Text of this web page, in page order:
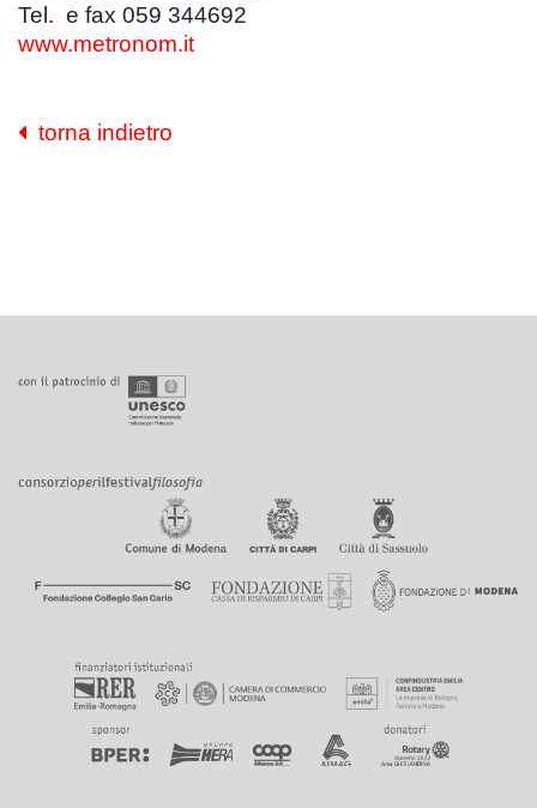
Tel. e fax 059 344692
www.metronom.it
torna indietro